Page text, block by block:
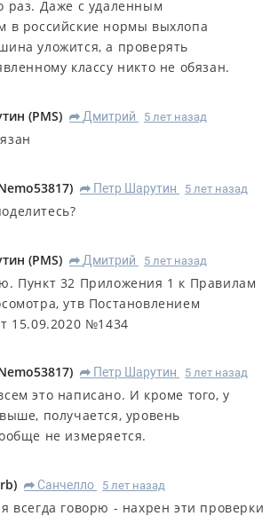
раз. Даже с удаленным
в российские нормы выхлопа
уложится, а проверять
классу никто не обязан.
(PMS) R Дмитрий 5 лет назад
) R Петр Шарутин 5 лет назад
(PMS) R Дмитрий 5 лет назад
Пункт 32 Приложения 1 к Правилам
утв Постановлением
15.09.2020 №1434
) R Петр Шарутин 5 лет назад
это написано. И кроме того, у
получается, уровень
не измеряется.
) R Санчелло 5 лет назад
всегда говорю - нахрен эти проверки